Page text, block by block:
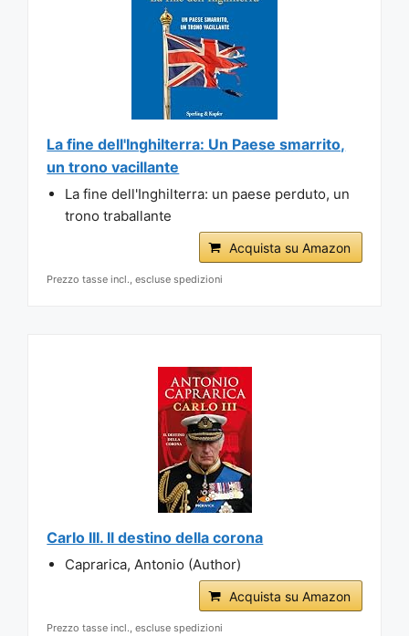
La fine dell'Inghilterra: Un Paese smarrito,
un trono vacillante
La fine dell'Inghilterra: un paese perduto, un
trono traballante
Acquista su Amazon
Prezzo tasse incl., escluse spedizioni
Carlo III. Il destino della corona
Caprarica, Antonio (Author)
Acquista su Amazon
Prezzo tasse incl., escluse spedizioni